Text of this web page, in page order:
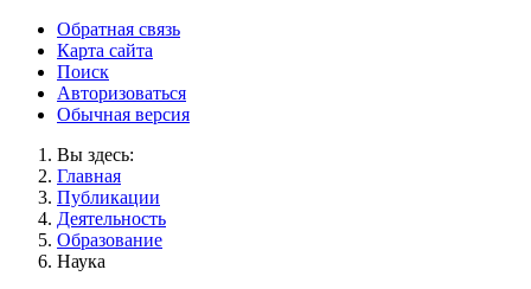
Обратная связь
Карта сайта
Поиск
Авторизоваться
Обычная версия
Вы здесь:
Главная
Публикации
Деятельность
Образование
Наука